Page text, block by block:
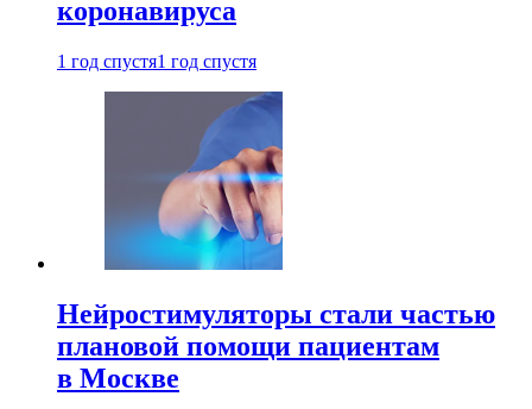
коронавируса
1 год спустя1 год спустя
Нейростимуляторы стали частью
плановой помощи пациентам
в Москве